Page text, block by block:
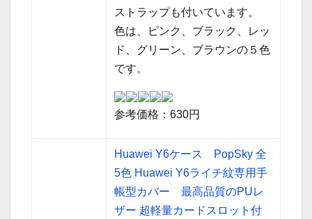
ストラップも付いています。
色は、ピンク、ブラック、レッ
ド、グリーン、ブラウンの５色
です。
参考価格：630円
Huawei Y6ケース PopSky 全
5色 Huawei Y6ライチ紋専用手
帳型カバー 最高品質のPUレ
ザー 超軽量カードスロット付